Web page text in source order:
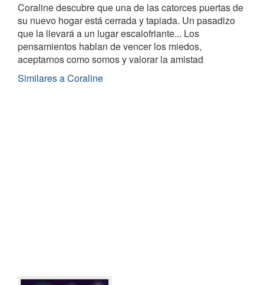
Coraline descubre que una de las catorces puertas de
su nuevo hogar está cerrada y tapiada. Un pasadizo
que la llevará a un lugar escalofriante... Los
pensamientos hablan de vencer los miedos,
aceptarnos como somos y valorar la amistad
Similares a Coraline